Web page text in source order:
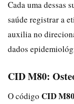
Cada uma dessas
saúde registrar a
auxilia no
dados
CID M80:
O código CID M80